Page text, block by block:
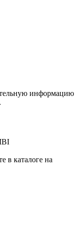
информацию
в каталоге на